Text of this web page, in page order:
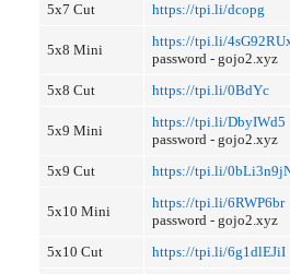
5x7 Cut
https://tpi.li/dcopg
5x8 Mini
https://tpi.li/
password - gojo2.xyz
5x8 Cut
https://tpi.li/0BdYc
5x9 Mini
https://tpi.li/DbyIWd5
password - gojo2.xyz
5x9 Cut
https://tpi.li/
5x10 Mini
https://tpi.li/6RWP6br
password - gojo2.xyz
5x10 Cut
https://tpi.li/6g1dlEJiI